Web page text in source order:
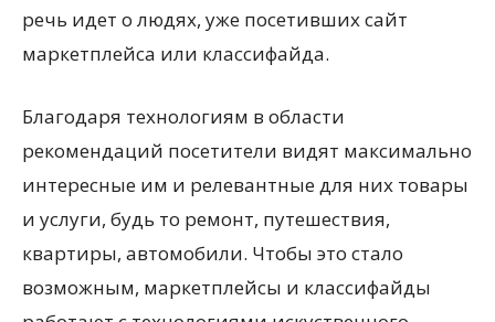
речь идет о людях, уже посетивших сайт
маркетплейса или классифайда.
Благодаря технологиям в области
рекомендаций посетители видят максимально
интересные им и релевантные для них товары
и услуги, будь то ремонт, путешествия,
квартиры, автомобили. Чтобы это стало
возможным, маркетплейсы и классифайды